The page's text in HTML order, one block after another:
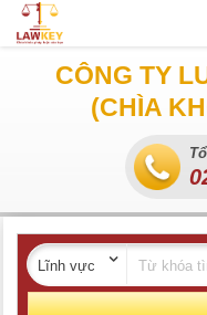
CÔNG TY
(CHÌA